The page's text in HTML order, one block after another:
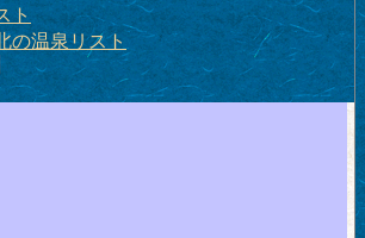
ト
の温泉リスト